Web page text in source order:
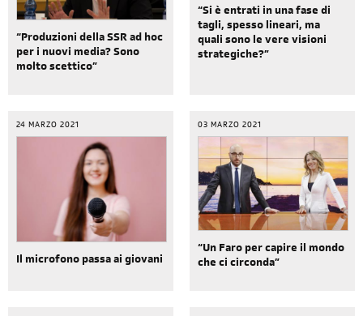
“Produzioni della SSR ad hoc
per i nuovi media? Sono
molto scettico”
“Si è entrati in una fase di
tagli, spesso lineari, ma
quali sono le vere visioni
strategiche?”
24 MARZO 2021
Il microfono passa ai giovani
03 MARZO 2021
“Un Faro per capire il mondo
che ci circonda”